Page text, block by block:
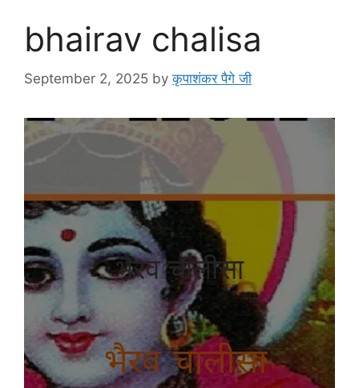
bhairav chalisa
September 2, 2025 byकृपाशंकर पैगे जी
भैरव चालीसा